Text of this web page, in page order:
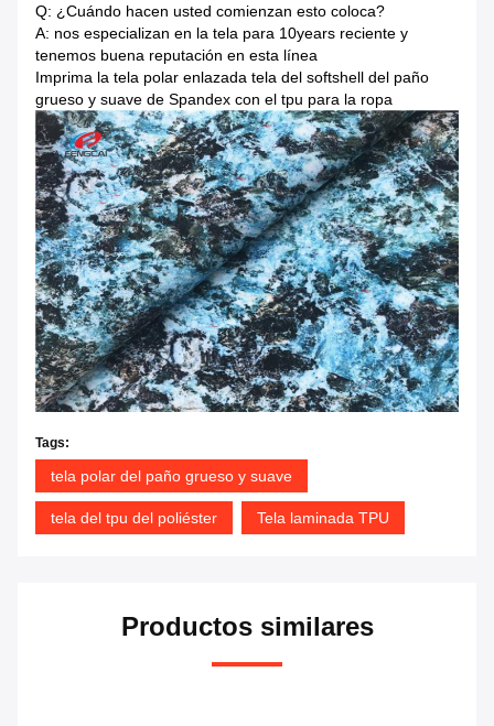
Q: ¿Cuándo hacen usted comienzan esto coloca?
A: nos especializan en la tela para 10years reciente y
tenemos buena reputación en esta línea
Imprima la tela polar enlazada tela del softshell del paño
grueso y suave de Spandex con el tpu para la ropa
Tags:
tela polar del paño grueso y suave
tela del tpu del poliéster Tela laminada TPU
Productos similares